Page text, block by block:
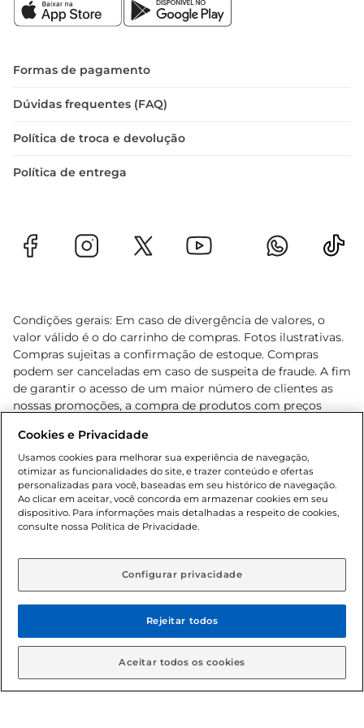
desliza facilmente sobre a pele.
Formas de pagamento
Dúvidas frequentes (FAQ)
Política de troca e devolução
Política de entrega
Condições gerais: Em caso de divergência de valores, o
valor válido é o do carrinho de compras. Fotos ilustrativas.
Compras sujeitas a confirmação de estoque. Compras
podem ser canceladas em caso de suspeita de fraude. A fim
de garantir o acesso de um maior número de clientes as
nossas promoções, a compra de produtos com preços
cliente. Os preços, ofertas e condições são exclusivos para
o e-commerce e válidos durante o dia de hoje, podendo
sofrer alterações sem prévia notificação. Proibida a venda
de bebidas alcoólicas para menores de 18 anos, conforme
Lei n.º 8069/90, art. 81, inciso II (Estatuto da Criança e do
Adolescente). Preços e condições exclusivos para o
aviso prévio. O valor mínimo para as compras on-line é de
© 2026 Copyright. Todos os direitos
reservados Gbarbosa.
Cookies e Privacidade
Usamos cookies para melhorar sua experiência de navegação,
otimizar as funcionalidades do site, e trazer conteúdo e ofertas
personalizadas para você, baseadas em seu histórico de navegação.
Ao clicar em aceitar, você concorda em armazenar cookies em seu
dispositivo. Para informações mais detalhadas a respeito de cookies,
consulte nossa Política de Privacidade.
Configurar privacidade
Rejeitar todos
Aceitar todos os cookies